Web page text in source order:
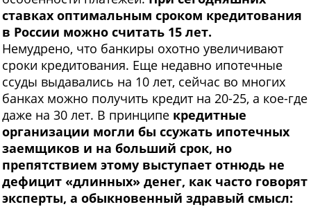
ставках оптимальным сроком кредитования
в России можно считать 15 лет.
Немудрено, что банкиры охотно увеличивают
сроки кредитования. Еще недавно ипотечные
ссуды выдавались на 10 лет, сейчас во многих
банках можно получить кредит на 20-25, а кое-где
даже на 30 лет. В принципе кредитные
организации могли бы ссужать ипотечных
заемщиков и на больший срок, но
препятствием этому выступает отнюдь не
дефицит «длинных» денег, как часто говорят
эксперты, а обыкновенный здравый смысл: